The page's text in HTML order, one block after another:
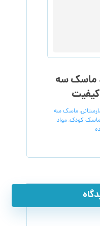
ماسک سه
کیفیت
,ماسک سه
ماسک کودک,مواد